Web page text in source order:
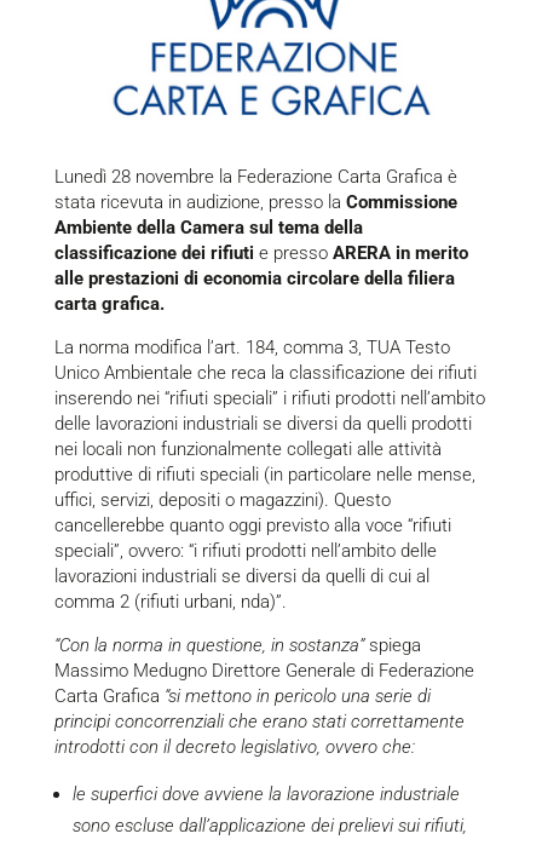
Lunedì 28 novembre la Federazione Carta Grafica è
stata ricevuta in audizione, presso la Commissione
Ambiente della Camera sul tema della
classificazione dei rifiuti e presso ARERA in merito
alle prestazioni di economia circolare della filiera
carta grafica.
La norma modifica l’art. 184, comma 3, TUA Testo
Unico Ambientale che reca la classificazione dei rifiuti
inserendo nei “rifiuti speciali” i rifiuti prodotti nell’ambito
delle lavorazioni industriali se diversi da quelli prodotti
nei locali non funzionalmente collegati alle attività
produttive di rifiuti speciali (in particolare nelle mense,
uffici, servizi, depositi o magazzini). Questo
cancellerebbe quanto oggi previsto alla voce “rifiuti
speciali”, ovvero: “i rifiuti prodotti nell’ambito delle
lavorazioni industriali se diversi da quelli di cui al
comma 2 (rifiuti urbani, nda)”.
“Con la norma in questione, in sostanza”spiega
Massimo Medugno Direttore Generale di Federazione
Carta Grafica “si mettono in pericolo una serie di
principi concorrenziali che erano stati correttamente
introdotti con il decreto legislativo, ovvero che:
le superfici dove avviene la lavorazione industriale
sono escluse dall’applicazione dei prelievi sui rifiuti,